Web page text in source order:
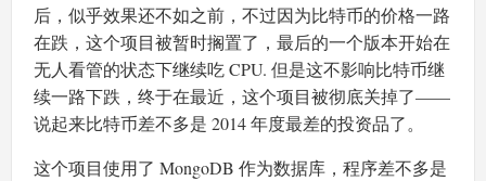
后，似乎效果还不如之前，不过因为比特币的价格一路
在跌，这个项目被暂时搁置了，最后的一个版本开始在
无人看管的状态下继续吃 CPU. 但是这不影响比特币继
续一路下跌，终于在最近，这个项目被彻底关掉了——
说起来比特币差不多是 2014 年度最差的投资品了。
这个项目使用了 MongoDB 作为数据库，程序差不多是